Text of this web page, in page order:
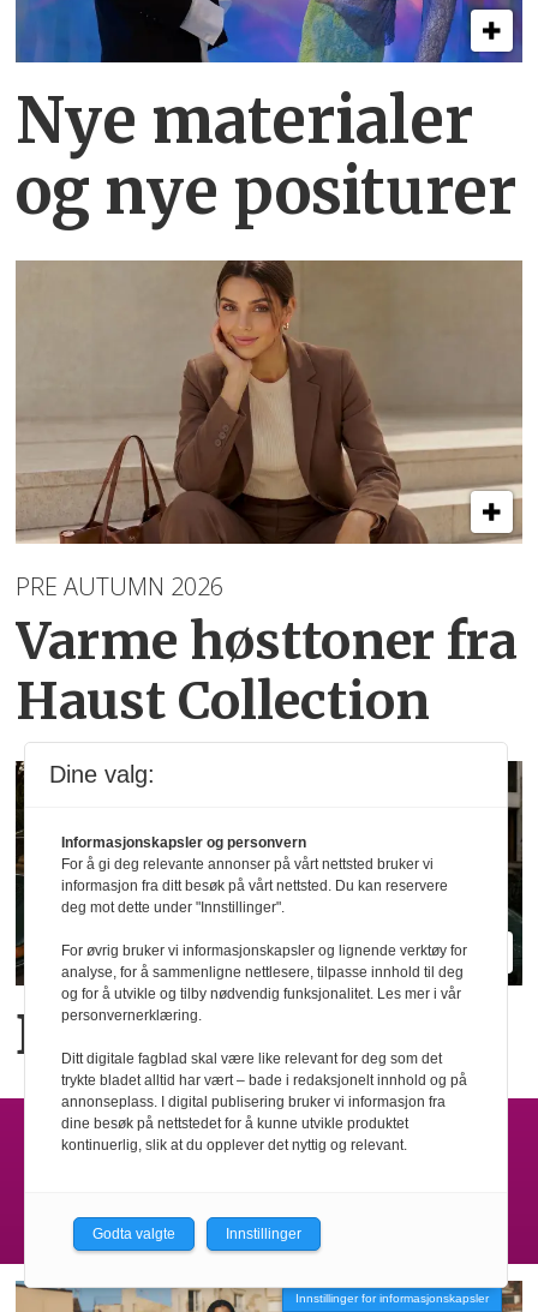
Nye materialer
og nye positurer
PRE AUTUMN 2026
Varme høsttoner fra
Haust Collection
Blanche relanseres
LEVERANDØRINDEKS
Yttertøy - Undertøy - Belysning - Med mer
Innstillinger for informasjonskapsler
Dine valg:
Informasjonskapsler og personvern
For å gi deg relevante annonser på vårt nettsted bruker vi
informasjon fra ditt besøk på vårt nettsted. Du kan reservere
deg mot dette under "Innstillinger".
For øvrig bruker vi informasjonskapsler og lignende verktøy for
analyse, for å sammenligne nettlesere, tilpasse innhold til deg
og for å utvikle og tilby nødvendig funksjonalitet. Les mer i vår
personvernerklæring.
Ditt digitale fagblad skal være like relevant for deg som det
trykte bladet alltid har vært – bade i redaksjonelt innhold og på
annonseplass. I digital publisering bruker vi informasjon fra
dine besøk på nettstedet for å kunne utvikle produktet
kontinuerlig, slik at du opplever det nyttig og relevant.
Godta valgte Innstillinger